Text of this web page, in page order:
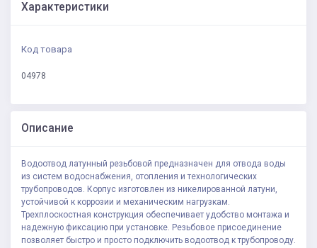
Характеристики
Код товара
04978
Описание
Водоотвод латунный резьбовой предназначен для отвода воды
из систем водоснабжения, отопления и технологических
трубопроводов. Корпус изготовлен из никелированной латуни,
устойчивой к коррозии и механическим нагрузкам.
Трехплоскостная конструкция обеспечивает удобство монтажа и
надежную фиксацию при установке. Резьбовое присоединение
позволяет быстро и просто подключить водоотвод к трубопроводу.